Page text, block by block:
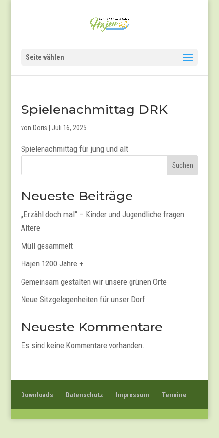
Seite wählen
Spielenachmittag DRK
von Doris Juli 16, 2025
Spielenachmittag für jung und alt
Suchen
Neueste Beiträge
„Erzähl doch mal“ – Kinder und Jugendliche fragen
Ältere
Müll gesammelt
Hajen 1200 Jahre +
Gemeinsam gestalten wir unsere grünen Orte
Neue Sitzgelegenheiten für unser Dorf
Neueste Kommentare
Es sind keine Kommentare vorhanden.
Downloads Datenschutz Impressum Termine